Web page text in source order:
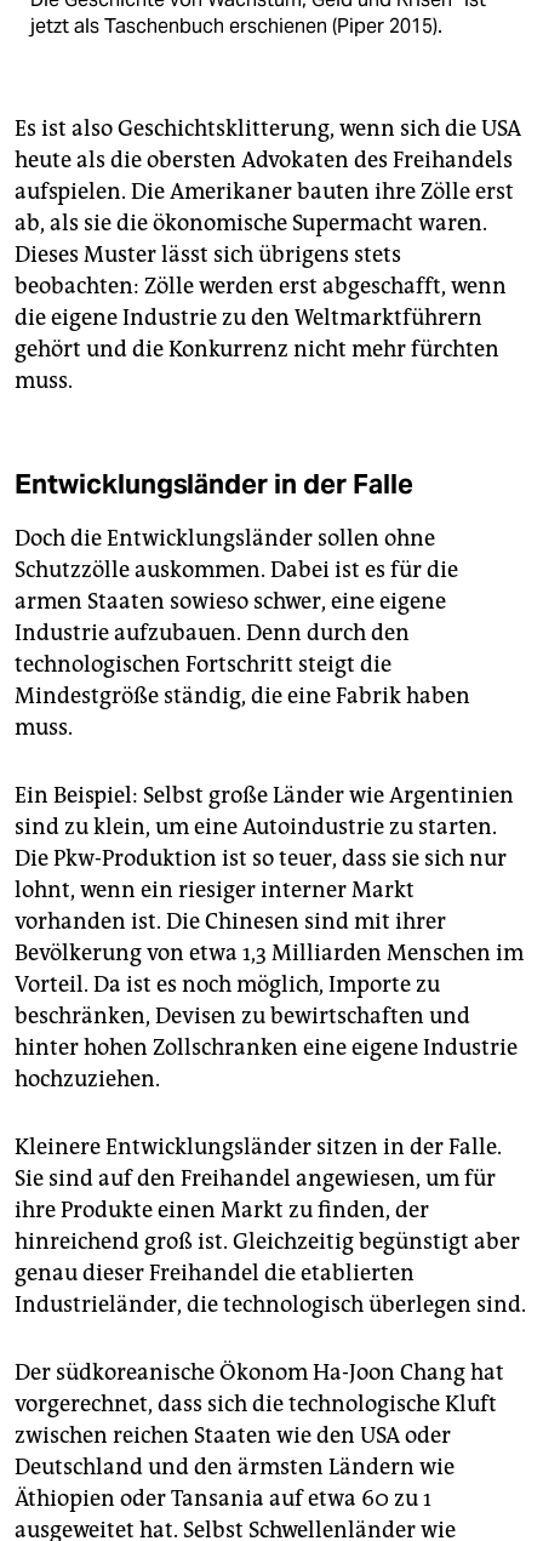
jetzt als Taschenbuch erschienen (Piper 2015).
Es ist also Geschichtsklitterung, wenn sich die USA
heute als die obersten Advokaten des Freihandels
aufspielen. Die Amerikaner bauten ihre Zölle erst
ab, als sie die ökonomische Supermacht waren.
Dieses Muster lässt sich übrigens stets
beobachten: Zölle werden erst abgeschafft, wenn
die eigene Industrie zu den Weltmarktführern
gehört und die Konkurrenz nicht mehr fürchten
muss.
Entwicklungsländer in der Falle
Doch die Entwicklungsländer sollen ohne
Schutzzölle auskommen. Dabei ist es für die
armen Staaten sowieso schwer, eine eigene
Industrie aufzubauen. Denn durch den
technologischen Fortschritt steigt die
Mindestgröße ständig, die eine Fabrik haben
muss.
Ein Beispiel: Selbst große Länder wie Argentinien
sind zu klein, um eine Autoindustrie zu starten.
Die Pkw-Produktion ist so teuer, dass sie sich nur
lohnt, wenn ein riesiger interner Markt
vorhanden ist. Die Chinesen sind mit ihrer
Bevölkerung von etwa 1,3 Milliarden Menschen im
Vorteil. Da ist es noch möglich, Importe zu
beschränken, Devisen zu bewirtschaften und
hinter hohen Zollschranken eine eigene Industrie
hochzuziehen.
Kleinere Entwicklungsländer sitzen in der Falle.
Sie sind auf den Freihandel angewiesen, um für
ihre Produkte einen Markt zu finden, der
hinreichend groß ist. Gleichzeitig begünstigt aber
genau dieser Freihandel die etablierten
Industrieländer, die technologisch überlegen sind.
Der südkoreanische Ökonom Ha-Joon Chang hat
vorgerechnet, dass sich die technologische Kluft
zwischen reichen Staaten wie den USA oder
Deutschland und den ärmsten Ländern wie
Äthiopien oder Tansania auf etwa 60 zu 1
ausgeweitet hat. Selbst Schwellenländer wie